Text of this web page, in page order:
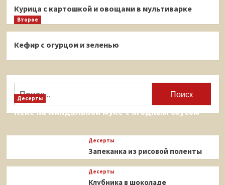
Курица с картошкой и овощами в мультиварке
Второе
Кефир с огурцом и зеленью
Десерты
Кекс на миндальной муке с ягодным соусом
Десерты
Запеканка из рисовой поленты
Десерты
Клубника в шоколаде